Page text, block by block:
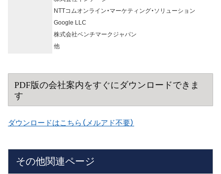
NTTコムオンライン・マーケティング・ソリューション
Google LLC
株式会社ベンチマークジャパン
他
PDF版の会社案内をすぐにダウンロードできま
す
ダウンロードはこちら（メルアド不要）
その他関連ページ